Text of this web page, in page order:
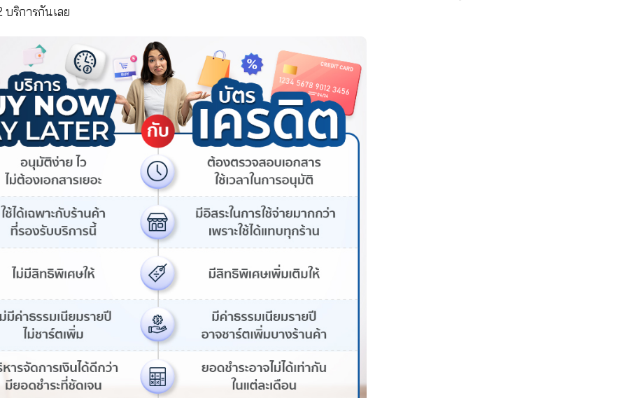
Later นั้นคล้ายกับการจ่ายชำระโดยบัตรเครดิต คือการซื้อสินค้าหรือบริการ แล้วเลือกชำระจ่ายเป็นงวดๆ โด
ต้องรอ ซึ่งส่วนมากบริการ BNPL จะไม่มีการเก็บดอกเบี้ยและสามารถเลือกงวดที่จะผ่อนได้ว่าต้องการจะจ่าย
ยโดย เงินสด เช็ค บัตรเดบิต หรือ บัตรเครดิต ก็ได้ เรียกได้ว่าอีกไม่นาน วงการบัตรเครดิตต้องมีหนาวแน่นอ
Later กับ บัตรเครดิต แตกต่างกันอย่างไร
Buy Now Pay Later กับ บัตรเครดิต แตกต่างกันอย่างไร มีวิธีการชำระเงินและหลายสิ่งที่คล้ายคลึงกัน มาดูตา
ะเงินทั้ง 2 บริการกันเลย